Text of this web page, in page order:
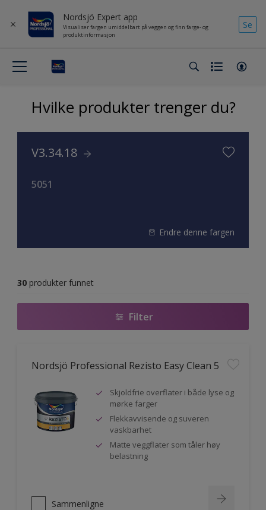
Nordsjö Expert app
Visualiser fargen umiddelbart på veggen og finn farge- og
produktinformasjon
Se
Hvilke produkter trenger du?
V3.34.18
5051
Endre denne fargen
30 produkter funnet
Filter
Nordsjö Professional Rezisto Easy Clean 5
Skjoldfrie overflater i både lyse og
mørke farger
Flekkavvisende og suveren
vaskbarhet
Matte veggflater som tåler høy
belastning
Sammenligne